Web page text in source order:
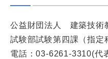
公益財団法人 建築技術
試験部試験第四課（指定
電話：03-6261-3310(代